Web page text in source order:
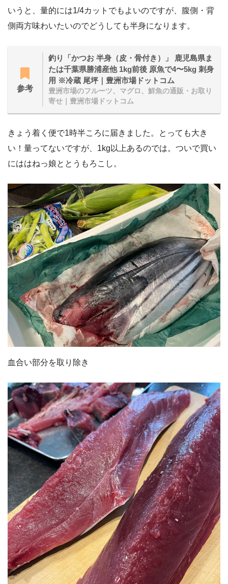
いうと、量的には1/4カットでもよいのですが、腹側・背
側両方味わいたいのでどうしても半身になります。
参考
釣り「かつお 半身（皮・骨付き）」 鹿児島県ま
たは千葉県勝浦産他 1kg前後 原魚で4〜5kg 刺身
用 ※冷蔵 尾坪｜豊洲市場ドットコム
豊洲市場のフルーツ、マグロ、鮮魚の通販・お取り
寄せ｜豊洲市場ドットコム
きょう着く便で1時半ころに届きました。とっても大き
い！量ってないですが、1kg以上あるのでは。ついで買い
にははねっ娘ととうもろこし。
血合い部分を取り除き